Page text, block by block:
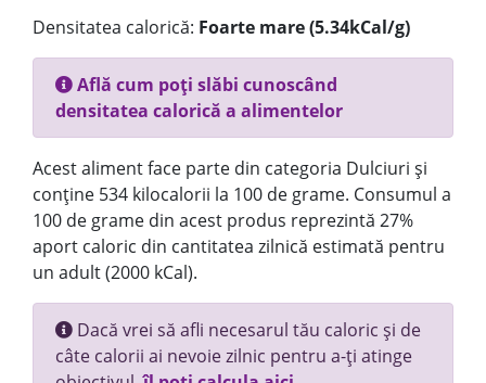
Densitatea calorică: Foarte mare (5.34kCal/g)
Află cum poți slăbi cunoscând
densitatea calorică a alimentelor
Acest aliment face parte din categoria Dulciuri și
conține 534 kilocalorii la 100 de grame. Consumul a
100 de grame din acest produs reprezintă 27%
aport caloric din cantitatea zilnică estimată pentru
un adult (2000 kCal).
Dacă vrei să afli necesarul tău caloric și de
câte calorii ai nevoie zilnic pentru a-ți atinge